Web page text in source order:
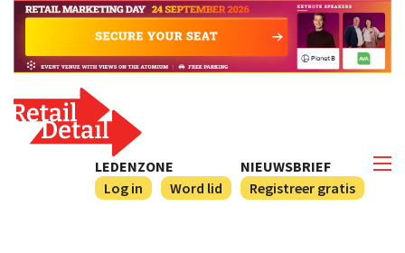
NIEUWSBRIEF
Registreer gratis
LEDENZONE
Log in
Word lid